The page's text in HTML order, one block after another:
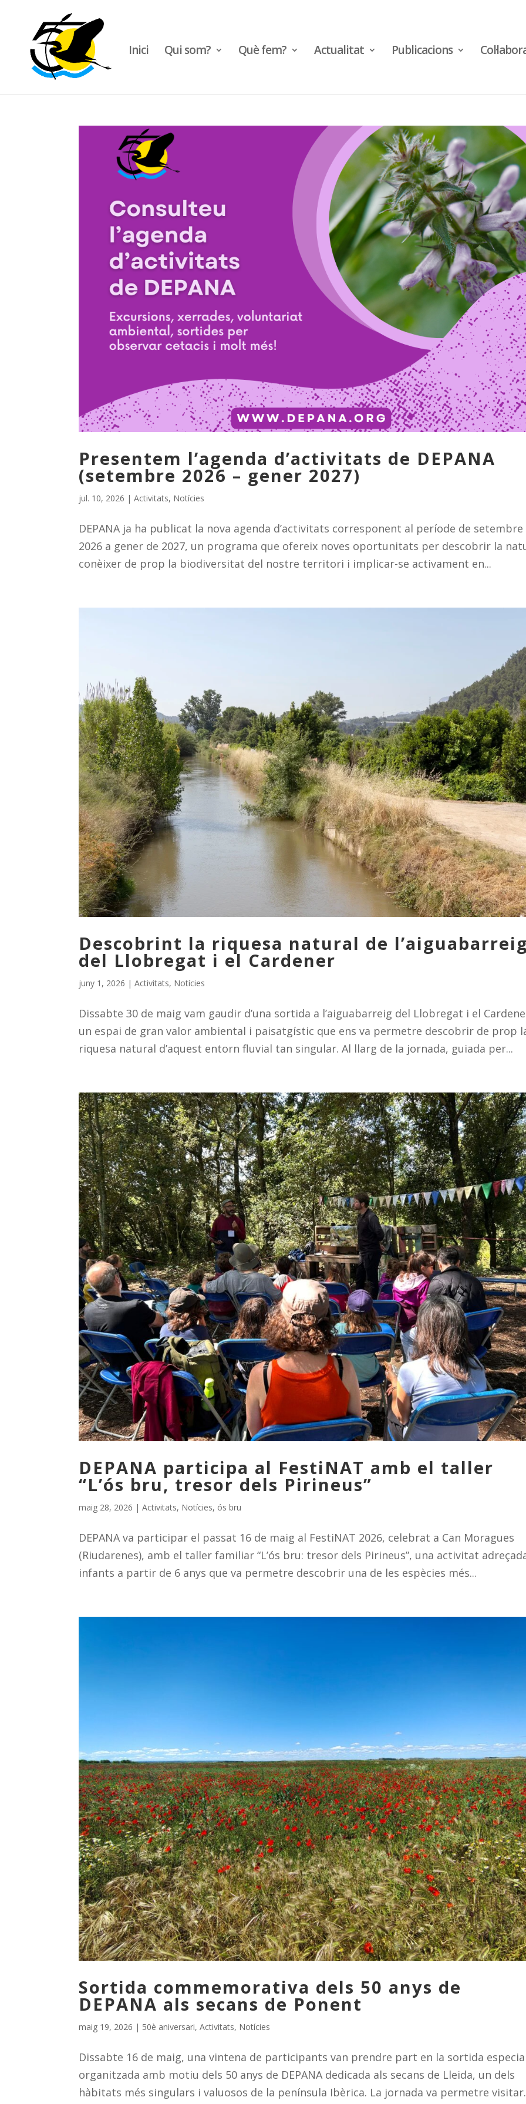
Inici Qui som? Què fem? Actualitat Publicacions
Presentem l’agenda d’activitats de DEPANA
(setembre 2026 – gener 2027)
jul. 10, 2026 |Activitats, Notícies
DEPANA ja ha publicat la nova agenda d’activitats corresponent al període de setembre
2026 a gener de 2027, un programa que ofereix noves oportunitats per descobrir la
conèixer de prop la biodiversitat del nostre territori i implicar-se activament en...
Descobrint la riquesa natural de
del Llobregat i el Cardener
juny 1, 2026 |Activitats, Notícies
Dissabte 30 de maig vam gaudir d’una sortida a l’aiguabarreig del Llobregat i el
un espai de gran valor ambiental i paisatgístic que ens va permetre descobrir de prop
riquesa natural d’aquest entorn fluvial tan singular. Al llarg de la jornada, guiada per...
DEPANA participa al FestiNAT amb el taller
“L’ós bru, tresor dels Pirineus”
maig 28, 2026 |Activitats, Notícies, ós bru
DEPANA va participar el passat 16 de maig al FestiNAT 2026, celebrat a Can Moragues
(Riudarenes), amb el taller familiar “L’ós bru: tresor dels Pirineus”, una activitat
infants a partir de 6 anys que va permetre descobrir una de les espècies més...
Sortida commemorativa dels 50 anys de
DEPANA als secans de Ponent
maig 19, 2026 | 50è aniversari,Activitats, Notícies
Dissabte 16 de maig, una vintena de participants van prendre part en la sortida
organitzada amb motiu dels 50 anys de DEPANA dedicada als secans de Lleida, un dels
hàbitats més singulars i valuosos de la península Ibèrica. La jornada va permetre